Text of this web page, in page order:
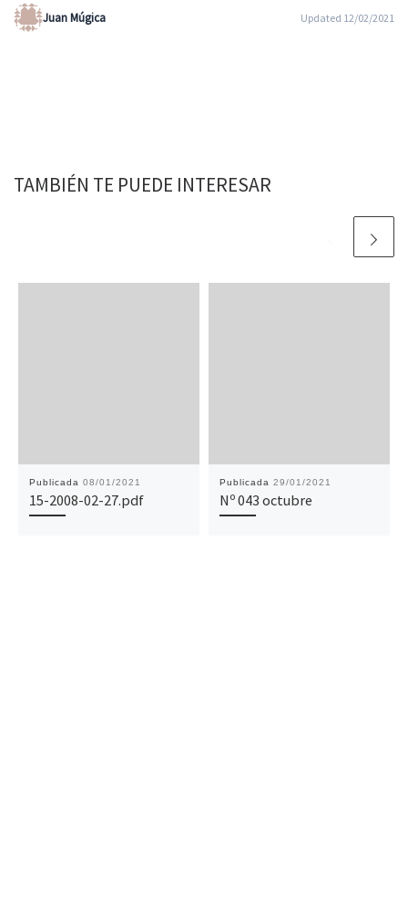
Juan Múgica Updated 12/02/2021
TAMBIÉN TE PUEDE INTERESAR
Publicada 08/01/2021
15-2008-02-27.pdf
Publicada 29/01/2021
Nº 043 octubre